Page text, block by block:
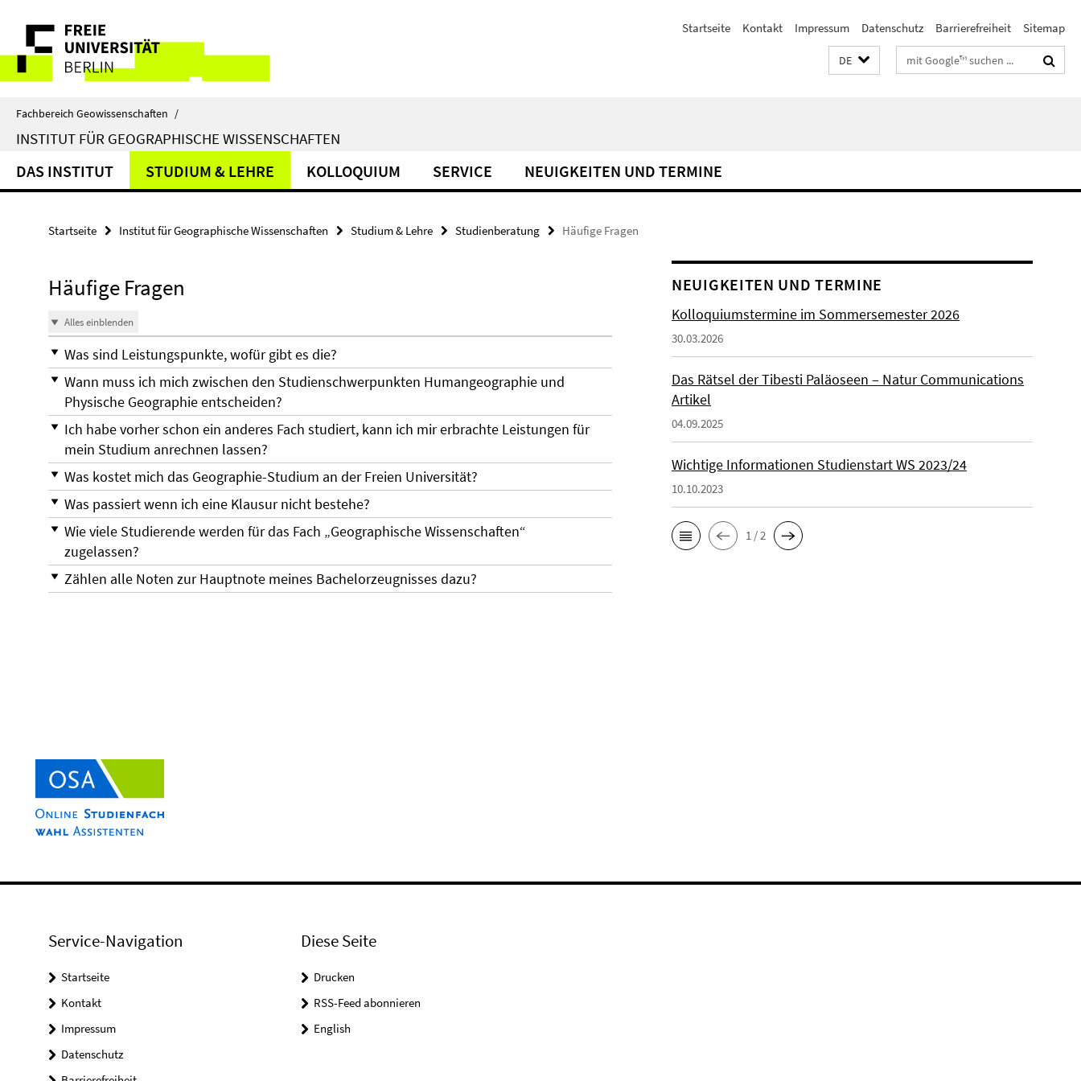
direkt
Inhalt
Service-
Navigation
Startseite Kontakt Impressum Datenschutz Barrierefreiheit Sitemap
DE Suchbegriffe
Fachbereich Geowissenschaften /
INSTITUT FÜR GEOGRAPHISCHE WISSENSCHAFTEN
DAS INSTITUT STUDIUM & LEHRE KOLLOQUIUM SERVICE NEUIGKEITEN UND TERMINE
Startseite Institut für Geographische Wissenschaften Studium & Lehre Studienberatung Häufige Fragen
Häufige Fragen
Alles einblenden
Was sind Leistungspunkte, wofür gibt es die?
Wann muss ich mich zwischen den Studienschwerpunkten Humangeographie und
Physische Geographie entscheiden?
Ich habe vorher schon ein anderes Fach studiert, kann ich mir erbrachte Leistungen für
mein Studium anrechnen lassen?
Was kostet mich das Geographie-Studium an der Freien Universität?
Was passiert wenn ich eine Klausur nicht bestehe?
Wie viele Studierende werden für das Fach „Geographische Wissenschaften“
zugelassen?
Zählen alle Noten zur Hauptnote meines Bachelorzeugnisses dazu?
NEUIGKEITEN UND TERMINE
Kolloquiumstermine im Sommersemester 2026
30.03.2026
Das Rätsel der Tibesti Paläoseen – Natur Communications
Artikel
04.09.2025
Wichtige Informationen Studienstart WS 2023/24
10.10.2023
1 / 2
Service-Navigation
Startseite
Kontakt
Impressum
Datenschutz
Diese Seite
Drucken
RSS-Feed abonnieren
English